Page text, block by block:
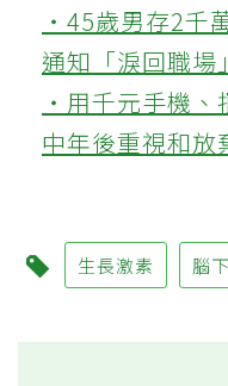
‧45歲男存2千
通知「淚回職場
‧用千元手機、
中年後重視和放
生長激素 腦